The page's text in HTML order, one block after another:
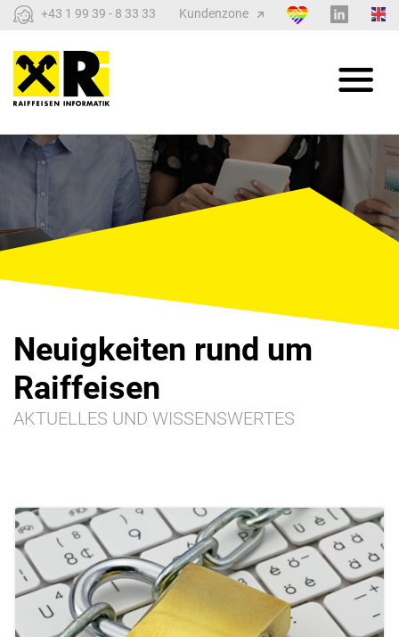
+43 1 99 39 - 8 33 33 Kundenzone
Neuigkeiten rund um
Raiffeisen
AKTUELLES UND WISSENSWERTES